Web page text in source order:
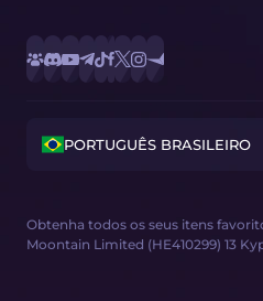
Obtenha todos os seus itens
Moontain Limited (HE410299) 13
PORTUGUÊS BRASILEIRO